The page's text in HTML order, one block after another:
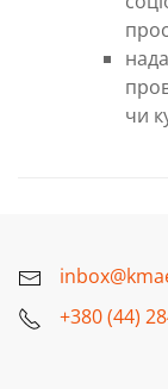
чи
+380 (44)